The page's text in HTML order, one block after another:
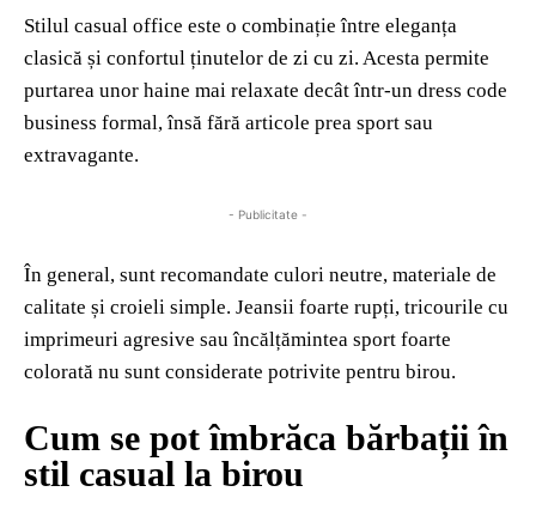
Stilul casual office este o combinație între eleganța
clasică și confortul ținutelor de zi cu zi. Acesta permite
purtarea unor haine mai relaxate decât într-un dress code
business formal, însă fără articole prea sport sau
extravagante.
- Publicitate -
În general, sunt recomandate culori neutre, materiale de
calitate și croieli simple. Jeansii foarte rupți, tricourile cu
imprimeuri agresive sau încălțămintea sport foarte
colorată nu sunt considerate potrivite pentru birou.
Cum se pot îmbrăca bărbații în
stil casual la birou